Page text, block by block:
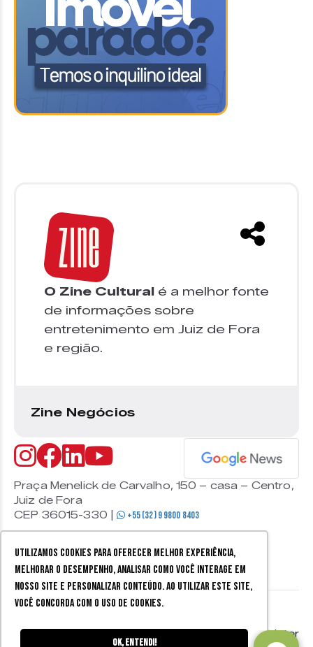
Utilizamos cookies para oferecer melhor experiência,
melhorar o desempenho, analisar como você interage em
nosso site e personalizar conteúdo. Ao utilizar este site,
você concorda com o uso de cookies.
Ok, entendi!
O Zine Cultural é a melhor fonte
de informações sobre
entretenimento em Juiz de Fora
e região.
Zine Negócios
Praça Menelick de Carvalho, 150 – casa – Centro,
Juiz de Fora
CEP 36015-330 |
+55 (32) 9 9800 8403
os direitos reservados.
Mobister